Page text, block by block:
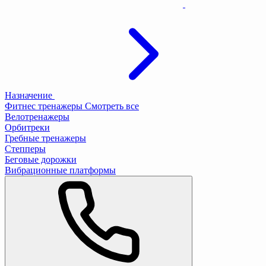
Назначение
Фитнес тренажеры Смотреть все
Велотренажеры
Орбитреки
Гребные тренажеры
Степперы
Беговые дорожки
Вибрационные платформы